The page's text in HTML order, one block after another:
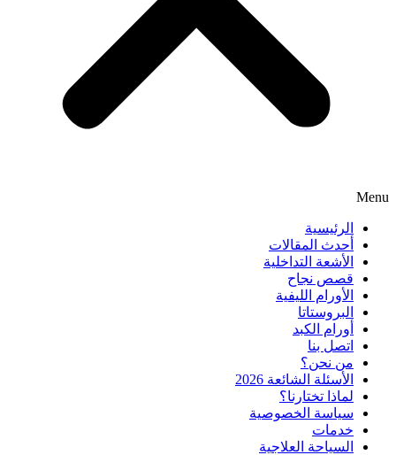
Menu
الرئيسية
أحدث المقالات
الأشعة التداخلية
قصص نجاح
الأورام الليفية
البروستاتا
أورام الكبد
اتصل بنا
من نحن؟
الأسئلة الشائعة 2026
لماذا تختارنا؟
سياسة الخصوصية
خدمات
السياحة العلاجية